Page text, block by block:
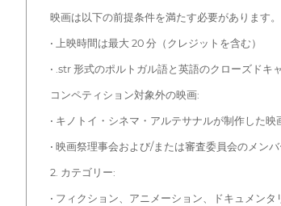
映画は以下の前提条件を満たす必要があります。
• 上映時間は最大 20 分（クレジットを含む）
• .str 形式のポルトガル語と英語のクローズドキ
コンペティション対象外の映画:
• キノトイ・シネマ・アルテサナルが制作した映
• 映画祭理事会および/または審査委員会のメン
2. カテゴリー:
• フィクション、アニメーション、ドキュメンタ